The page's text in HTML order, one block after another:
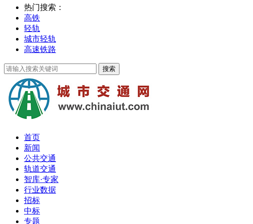
热门搜索：
高铁
轻轨
城市轻轨
高速铁路
首页
新闻
公共交通
轨道交通
智库·专家
行业数据
招标
中标
专题